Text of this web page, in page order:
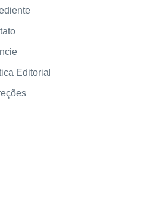
Editorial